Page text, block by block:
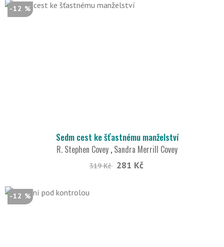
-12 %
Sedm cest ke šťastnému manželství
R. Stephen Covey , Sandra Merrill Covey
319 Kč 281 Kč
-12 %